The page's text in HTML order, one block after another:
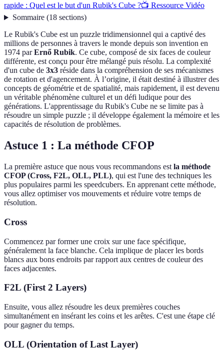
rapide : Quel est le but d'un Rubik's Cube ?📺 Ressource Vidéo
Sommaire(18 sections)
Le Rubik's Cube est un puzzle tridimensionnel qui a captivé des
millions de personnes à travers le monde depuis son invention en
1974 parErnő Rubik. Ce cube, composé de six faces de couleur
différente, est conçu pour être mélangé puis résolu. La complexité
d'un cube de 3x3 réside dans la compréhension de ses mécanismes
de rotation et d'agencement. À l’origine, il était destiné à illustrer des
concepts de géométrie et de spatialité, mais rapidement, il est devenu
un véritable phénomène culturel et un défi ludique pour des
générations. L'apprentissage du Rubik's Cube ne se limite pas à
résoudre un simple puzzle ; il développe également la mémoire et les
capacités de résolution de problèmes.
Astuce 1 : La méthode CFOP
La première astuce que nous vous recommandons est la méthode
CFOP (Cross, F2L, OLL, PLL), qui est l'une des techniques les
plus populaires parmi les speedcubers. En apprenant cette méthode,
vous allez optimiser vos mouvements et réduire votre temps de
résolution.
Cross
Commencez par former une croix sur une face spécifique,
généralement la face blanche. Cela implique de placer les bords
blancs aux bons endroits par rapport aux centres de couleur des
faces adjacentes.
F2L (First 2 Layers)
Ensuite, vous allez résoudre les deux premières couches
simultanément en insérant les coins et les arêtes. C'est une étape clé
pour gagner du temps.
OLL (Orientation of Last Layer)